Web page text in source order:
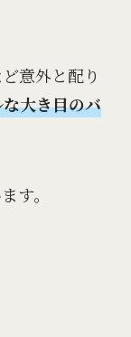
意外と配り
大き目のバ
す。